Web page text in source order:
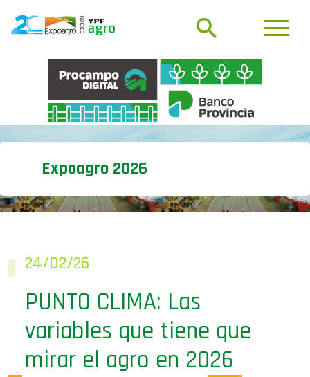
Expoagro 2026
24/02/26
PUNTO CLIMA: Las
variables que tiene que
mirar el agro en 2026